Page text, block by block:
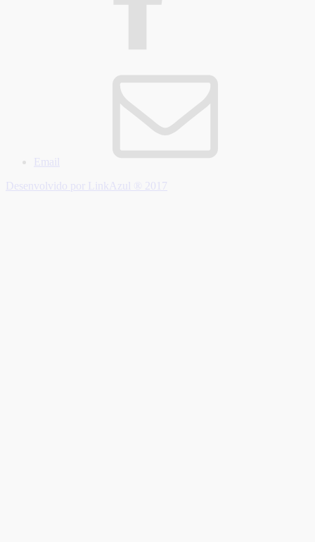
Email
Desenvolvido por LinkAzul ® 2017